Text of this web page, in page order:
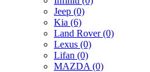
Jeep (0)
Kia (6)
Land Rover (0)
Lexus (0)
Lifan (0)
MAZDA (0)